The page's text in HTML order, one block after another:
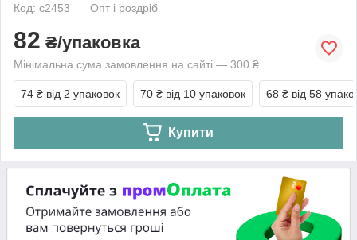
Код: с2453
Опт і роздріб
82 ₴/упаковка
Мінімальна сума замовлення на сайті — 300 ₴
74 ₴ від 2 упаковок 70 ₴ від 10 упаковок 68 ₴ від 58
Купити